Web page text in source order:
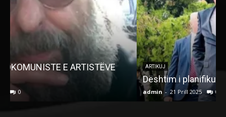
ARTIKUJ
Dështim i planifikuar i partisë fituese!
admin